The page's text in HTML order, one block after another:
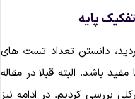
پایه
دانستن تعداد تست های
باشد. البته قبلا در مقاله
بررسی کردیم. در ادامه نیز